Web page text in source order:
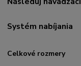
Systém nabíjania
Celkové rozmery